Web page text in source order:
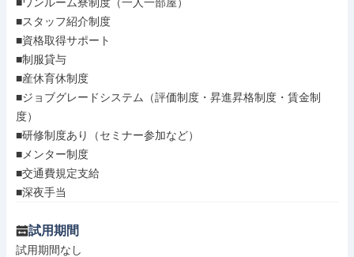
■スタッフ紹介制度
■資格取得サポート
■制服貸与
■産休育休制度
■ジョブグレードシステム（評価制度・昇進昇格制度・賃金制
度）
■研修制度あり（セミナー参加など）
■メンター制度
■交通費規定支給
■深夜手当
試用期間
試用期間なし